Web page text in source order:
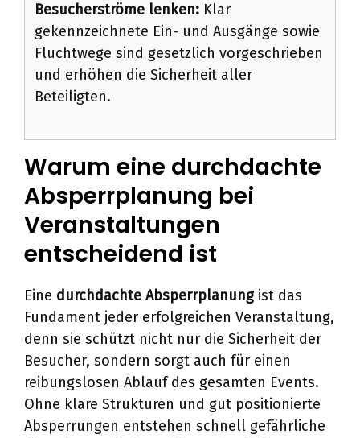
Besucherströme lenken: Klar
gekennzeichnete Ein- und Ausgänge sowie
Fluchtwege sind gesetzlich vorgeschrieben
und erhöhen die Sicherheit aller
Beteiligten.
Warum eine durchdachte
Absperrplanung bei
Veranstaltungen
entscheidend ist
Eine durchdachte Absperrplanungist das
Fundament jeder erfolgreichen Veranstaltung,
denn sie schützt nicht nur die Sicherheit der
Besucher, sondern sorgt auch für einen
reibungslosen Ablauf des gesamten Events.
Ohne klare Strukturen und gut positionierte
Absperrungen entstehen schnell gefährliche